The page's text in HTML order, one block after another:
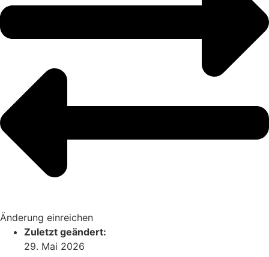
Änderung einreichen
Zuletzt geändert:
29. Mai 2026